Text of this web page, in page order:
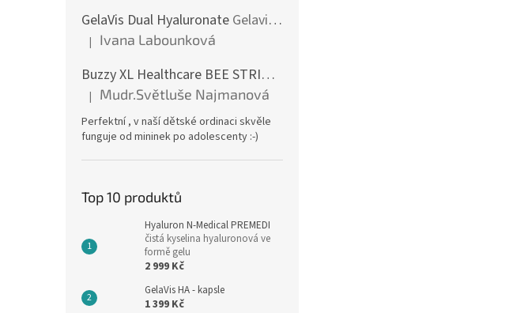
GelaVis Dual Hyaluronate Gelavis DH 200 - dvojnásobná síla účinku v jediné kapsli
Hodnocení produktu je 5 z 5 hvězdiček.
| Ivana Labounková
Buzzy XL Healthcare BEE STRIPED
Hodnocení produktu je 5 z 5 hvězdiček.
| Mudr.Světluše Najmanová
Perfektní , v naší dětské ordinaci skvěle
funguje od mininek po adolescenty :-)
Top 10 produktů
Hyaluron N-Medical PREMEDI
čistá kyselina hyaluronová ve
formě gelu
2 999 Kč
GelaVis HA - kapsle
1 399 Kč